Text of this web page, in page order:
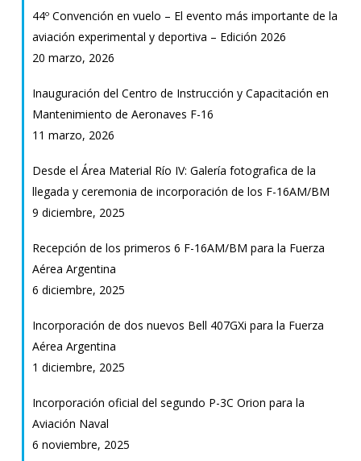
44º Convención en vuelo – El evento más importante de la
aviación experimental y deportiva – Edición 2026
20 marzo, 2026
Inauguración del Centro de Instrucción y Capacitación en
Mantenimiento de Aeronaves F-16
11 marzo, 2026
Desde el Área Material Río IV: Galería fotografica de la
llegada y ceremonia de incorporación de los F-16AM/BM
9 diciembre, 2025
Recepción de los primeros 6 F-16AM/BM para la Fuerza
Aérea Argentina
6 diciembre, 2025
Incorporación de dos nuevos Bell 407GXi para la Fuerza
Aérea Argentina
1 diciembre, 2025
Incorporación oficial del segundo P-3C Orion para la
Aviación Naval
6 noviembre, 2025